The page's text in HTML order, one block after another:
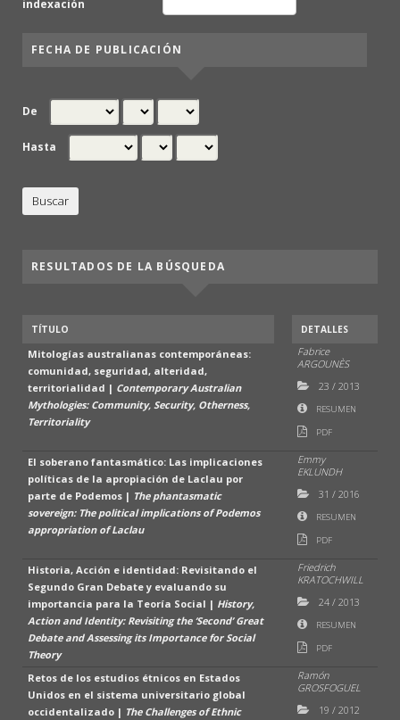
indexación
FECHA DE PUBLICACIÓN
De
Hasta
RESULTADOS DE LA BÚSQUEDA
TÍTULO DETALLES
Mitologías australianas contemporáneas:
comunidad, seguridad, alteridad,
territorialidad | Contemporary Australian
Mythologies: Community, Security, Otherness,
Territoriality
Fabrice
ARGOUNÈS
23 /2013
RESUMEN
PDF
El soberano fantasmático: Las implicaciones
políticas de la apropiación de Laclau por
parte de Podemos | The phantasmatic
sovereign: The political implications of Podemos
appropriation of Laclau
Emmy
EKLUNDH
31 /2016
RESUMEN
PDF
Historia, Acción e identidad: Revisitando el
Segundo Gran Debate y evaluando su
importancia para la Teoría Social | History,
Action and Identity: Revisiting the ‘Second’ Great
Debate and Assessing its Importance for Social
Theory
Friedrich
KRATOCHWILL
24 /2013
RESUMEN
PDF
Retos de los estudios étnicos en Estados
Unidos en el sistema universitario global
occidentalizado | The Challenges of Ethnic
Ramón
GROSFOGUEL
19 /2012